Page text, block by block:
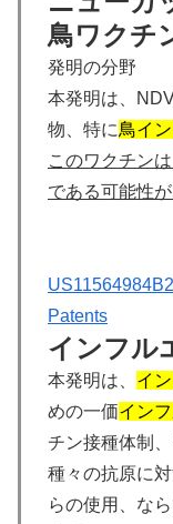
鳥ワクチ
発明の分野
本発明は、
物、特に鳥イ
このワクチン
である可能性が
Patents
インフル
本発明は、 イ
めの一価イン
チン接種体制
種々の抗原に
らの使用、な